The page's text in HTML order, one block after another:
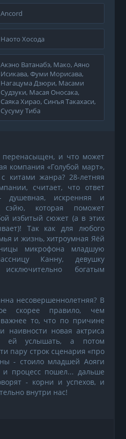
Ancord
Наото Хосода
Акэно Ватанабэ, Мако, Аяно
Исикава, Фуми Морисава,
Нагацума Дзюри, Масами
Судзуки, Масая Оносака,
Саяка Хирао, Синъя Такахаси,
Сусуму Тиба
перенасыщен, и что может
компания «Голубой март»,
китами жанра? 28-летняя
считает, что ответ
искренняя и
сэйю, которая поможет
избитый сюжет (а в этих
Так как для любого
и жизнь, хитроумная Яёй
микрофона младшую
Канну, девушку
богатым
несовершеннолетняя? В
скорее правило, чем
то, что по причине
наивности новая актриса
ей услышать, а потом
пару строк сценария «про
- стоило младшей Аояги
и процесс пошел... дальше
- корни и успехов, и
внутри нас!